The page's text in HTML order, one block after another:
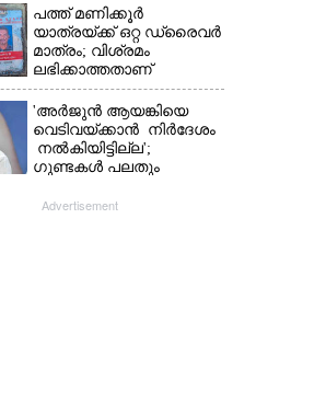
ഗുരുതരാവസ്ഥയിൽ
പത്ത് മണിക്കൂർ
യാത്രയ്‌ക്ക് ഒറ്റ ഡ്രൈവർ
മാത്രം; വിശ്രമം
ലഭിക്കാത്തതാണ്
കെഎസ്‌ആർടിസി
അപകടത്തിന്
കാരണമെന്ന് വിമർശനം
'അർജുൻ ആയങ്കിയെ
വെടിവയ്ക്കാൻ നിർദേശം
നൽകിയിട്ടില്ല';
ഗുണ്ടകൾ പലതും
ചെന്നിത്തല
Advertisement